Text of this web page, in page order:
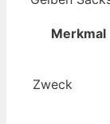
Merkmal
Zweck